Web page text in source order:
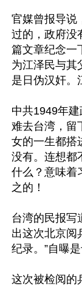
官媒曾报导说
过的，政府没
篇文章纪念一
为江泽民与其
是日伪汉奸。
中共1949年
难去台湾，留
女的一生都搭
没有。连想都
什么？意味着
之的！
台湾的民报写
出这次北京阅
纪录。”自曝
这次被检阅的